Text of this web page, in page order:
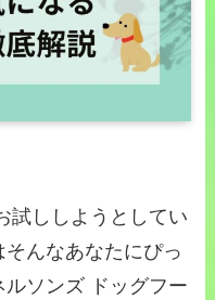
試ししようとしてい
んなあなたにぴっ
ソンズ ドッグフー